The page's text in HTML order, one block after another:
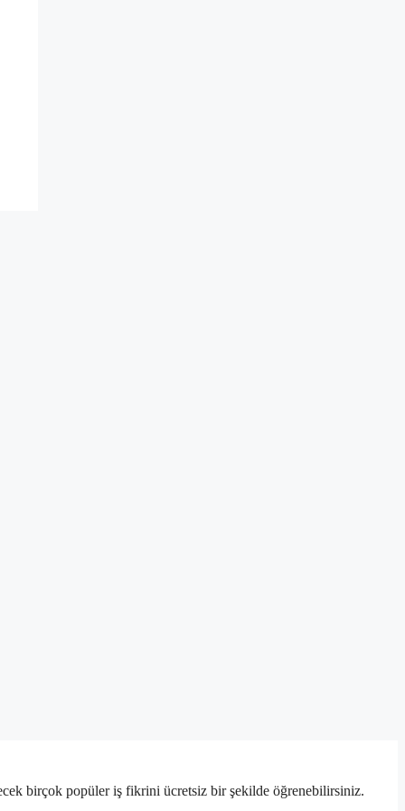
birçok popüler iş fikrini ücretsiz bir şekilde öğrenebilirsiniz.